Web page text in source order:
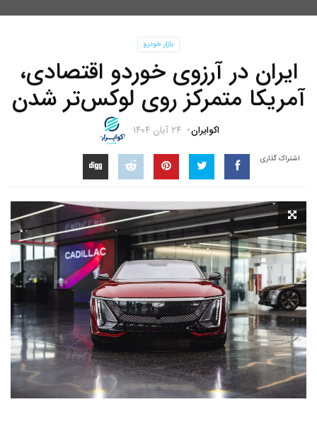
بازار خودرو
ایران در آرزوی خوردو اقتصادی،
آمریکا متمرکز روی لوکس‌تر شدن
اکوایران ۲۴ آبان ۱۴۰۴
اشتراک گذاری